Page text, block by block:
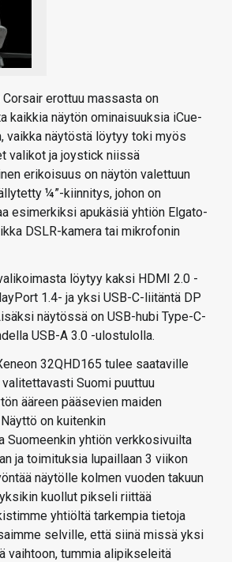
erottuu massasta on
kaikkia näytön ominaisuuksia iCue-
vaikka näytöstä löytyy toki myös
valikot ja joystick niissä
erikoisuus on näytön valettuun
¼”-kiinnitys, johon on
esimerkiksi apukäsiä yhtiön Elgato-
DSLR-kamera tai mikrofonin
löytyy kaksi HDMI 2.0 -
1.4- ja yksi USB-C-liitäntä DP
näytössä on USB-hubi Type-C-
USB-A 3.0 -ulostulolla.
32QHD165 tulee saataville
Suomi puuttuu
ääreen pääsevien maiden
on kuitenkin
Suomeenkin yhtiön verkkosivuilta
ja toimituksia lupaillaan 3 viikon
näytölle kolmen vuoden takuun
kuollut pikseli riittää
yhtiöltä tarkempia tietoja
selville, että siinä missä yksi
vaihtoon, tummia alipikseleitä